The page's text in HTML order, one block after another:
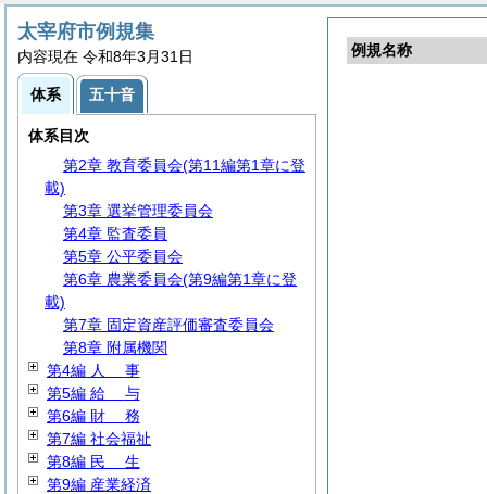
例規名称
太宰府市例規集
内容現在 令和8年3月31日
体系 五十音
体系目次
第1編総規
第2編議会
第3編 執行機関
第1章 市長部局
第2章 教育委員会(第11編第1章に登
載)
第3章 選挙管理委員会
第4章 監査委員
第5章 公平委員会
第6章 農業委員会(第9編第1章に登
載)
第7章 固定資産評価審査委員会
第8章 附属機関
第4編 人 事
第5編 給 与
第6編 財 務
第7編 社会福祉
第8編 民 生
第9編 産業経済